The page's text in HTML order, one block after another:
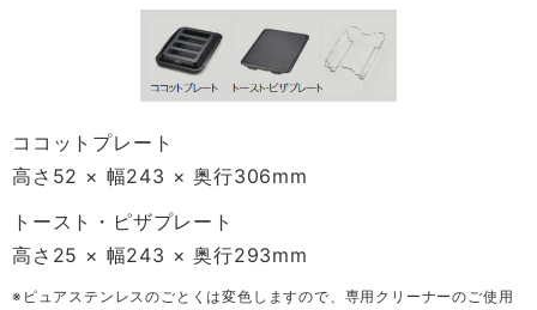
ココットプレート
高さ52 × 幅243 × 奥行306mm
トースト・ピザプレート
高さ25 × 幅243 × 奥行293mm
※ピュアステンレスのごとくは変色しますので、専用クリーナーのご使用